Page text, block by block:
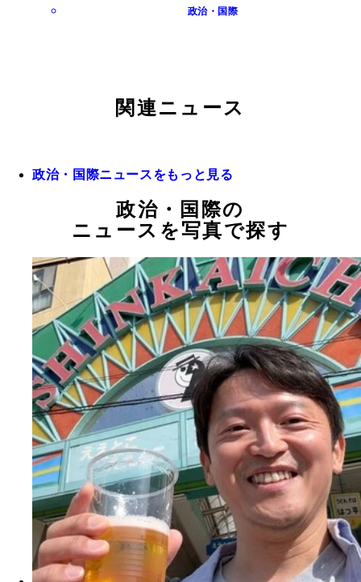
政治・国際
関連ニュース
政治・国際ニュースをもっと見る
政治・国際の
ニュースを写真で探す